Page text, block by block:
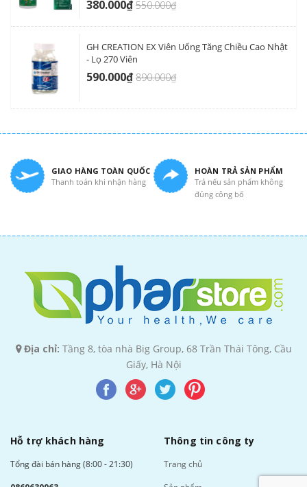
380.000₫ 550.000₫
GH CREATION EX Viên Uống Tăng Chiều Cao Nhật
- Lọ 270 Viên
590.000₫ 890.000₫
GIAO HÀNG TOÀN QUỐC
Thanh toán khi nhận hàng
HOÀN TRẢ SẢN PHẨM
Trả nếu sản phẩm không
đúng công bố
Địa chỉ: Tầng 8, tòa nhà Big Group, 68 Trần Thái Tông, Cầu
Giấy, Hà Nội
Hỗ trợ khách hàng
Tổng đài bán hàng (8:00 - 21:30)
Thông tin công ty
Trang chủ